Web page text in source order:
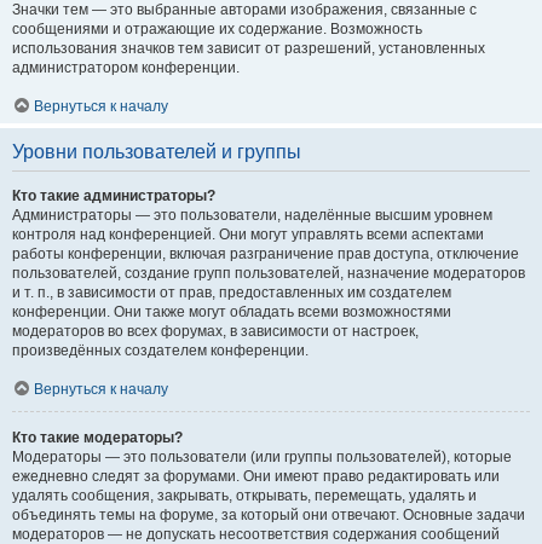
Значки тем — это выбранные авторами изображения, связанные с
сообщениями и отражающие их содержание. Возможность
использования значков тем зависит от разрешений, установленных
администратором конференции.
Вернуться к началу
Уровни пользователей и группы
Кто такие администраторы?
Администраторы — это пользователи, наделённые высшим уровнем
контроля над конференцией. Они могут управлять всеми аспектами
работы конференции, включая разграничение прав доступа, отключение
пользователей, создание групп пользователей, назначение модераторов
и т. п., в зависимости от прав, предоставленных им создателем
конференции. Они также могут обладать всеми возможностями
модераторов во всех форумах, в зависимости от настроек,
произведённых создателем конференции.
Вернуться к началу
Кто такие модераторы?
Модераторы — это пользователи (или группы пользователей), которые
ежедневно следят за форумами. Они имеют право редактировать или
удалять сообщения, закрывать, открывать, перемещать, удалять и
объединять темы на форуме, за который они отвечают. Основные задачи
модераторов — не допускать несоответствия содержания сообщений